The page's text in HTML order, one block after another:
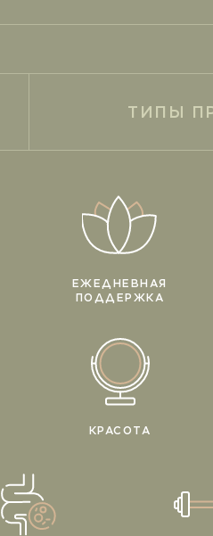
ТИПЫ
ЕЖЕДНЕВНАЯ
ПОДДЕРЖКА
КРАСОТА